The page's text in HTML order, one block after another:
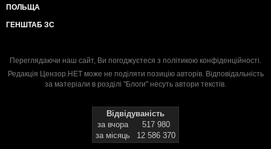
ПОЛЬЩА
ГЕНШТАБ ЗС
Переглядаючи наш сайт, Ви погоджуєтеся з політикою конфіденційності.
Редакція Цензор.НЕТ може не поділяти позицію авторів. Відповідальність
за матеріали в розділі "Блоги" несуть автори текстів.
Відвідуваність
за вчора
517 980
за місяць
12 586 370